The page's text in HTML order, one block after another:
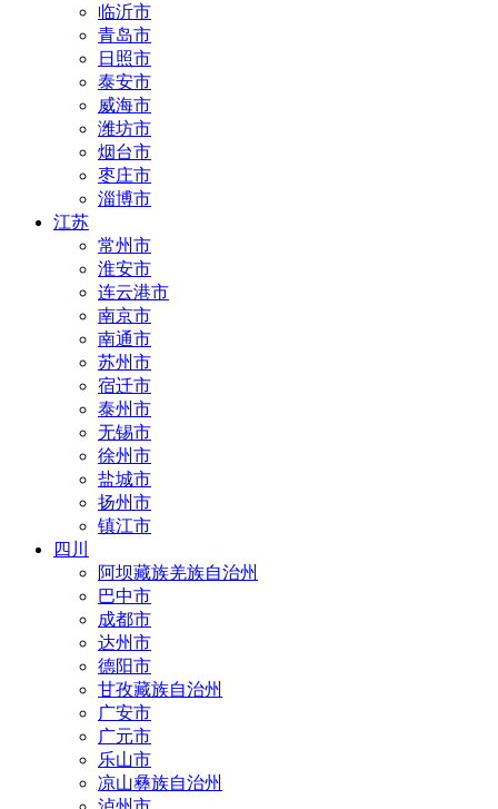
临沂市
青岛市
日照市
泰安市
威海市
潍坊市
烟台市
枣庄市
淄博市
江苏
常州市
淮安市
连云港市
南京市
南通市
苏州市
宿迁市
泰州市
无锡市
徐州市
盐城市
扬州市
镇江市
四川
阿坝藏族羌族自治州
巴中市
成都市
达州市
德阳市
甘孜藏族自治州
广安市
广元市
乐山市
凉山彝族自治州